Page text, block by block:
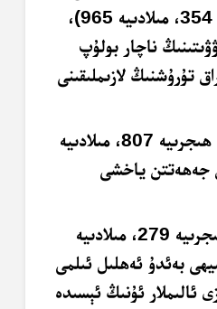
ھىببان (ۋاپاتى: ھىجرىيە 354، مىلادىيە 965)،
ناچار بولۇپ
تۇرۇشنىڭ لازىملىقىنى
ھەيسەمىي (ۋاپاتى: ھىجرىيە 807، مىلادىيە
جەھەتتن ياخشى
تىرمىزى (ۋاپاتى: ھىجرىيە 279، مىلادىيە
بەئدۇ ئەھلىل ئىلمى
ئالىملار ئۇنىڭ ئېسىدە